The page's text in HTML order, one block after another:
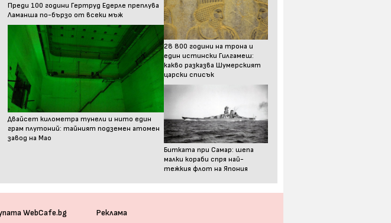
Преди 100 години Гертруд Едерле преплува
Ламанша по-бързо от всеки мъж
Двайсет километра тунели и нито един
грам плутоний: тайният подземен атомен
завод на Мао
28 800 години на трона и
един истински Гилгамеш:
какво разказва Шумерският
царски списък
Битката при Самар: шепа
малки кораби спря най-
тежкия флот на Япония
WebCafe.bg Реклама